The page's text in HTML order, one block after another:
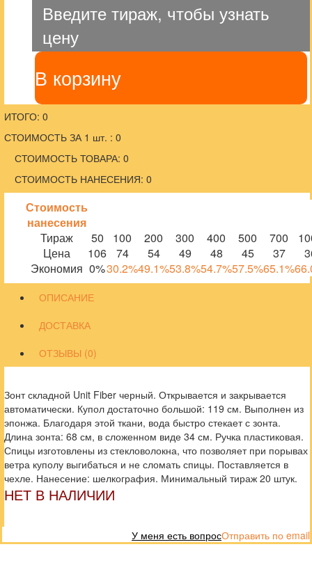
Введите тираж, чтобы узнать
цену
В корзину
ИТОГО: 0
СТОИМОСТЬ ЗА 1 шт. : 0
СТОИМОСТЬ ТОВАРА: 0
СТОИМОСТЬ НАНЕСЕНИЯ: 0
Стоимость
нанесения
Тираж
50 100 200 300 400 500 700
Цена
106 74 54 49 48 45 37
Экономия 0%30.2%49.1%53.8%54.7%57.5%65.1%
ОПИСАНИЕ
ДОСТАВКА
ОТЗЫВЫ (0)
Зонт складной Unit Fiber черный. Открывается и закрывается
автоматически. Купол достаточно большой: 119 см. Выполнен из
эпонжа. Благодаря этой ткани, вода быстро стекает с зонта.
Длина зонта: 68 см, в сложенном виде 34 см. Ручка пластиковая.
Спицы изготовлены из стекловолокна, что позволяет при порывах
ветра куполу выгибаться и не сломать спицы. Поставляется в
чехле. Нанесение: шелкография. Минимальный тираж 20 штук.
НЕТ В НАЛИЧИИ
Отправить по email
У меня есть вопрос